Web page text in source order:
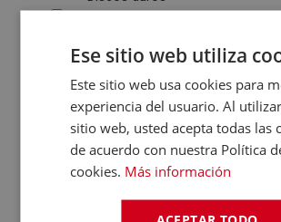
Otros PC
Soportes Ordenador
Maletines de
Portátiles
Accesorios
informática
Cables Informática
Cargadores /
Ese sitio web utiliza
Este sitio web usa cookies para
experiencia del usuario. Al
sitio web, usted acepta todas las
de acuerdo con nuestra Política
cookies. Más información